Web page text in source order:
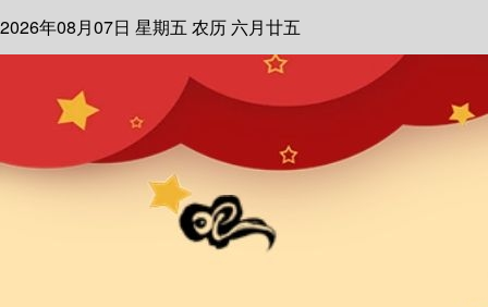
2026年08月07日 星期五 农历 六月廿五